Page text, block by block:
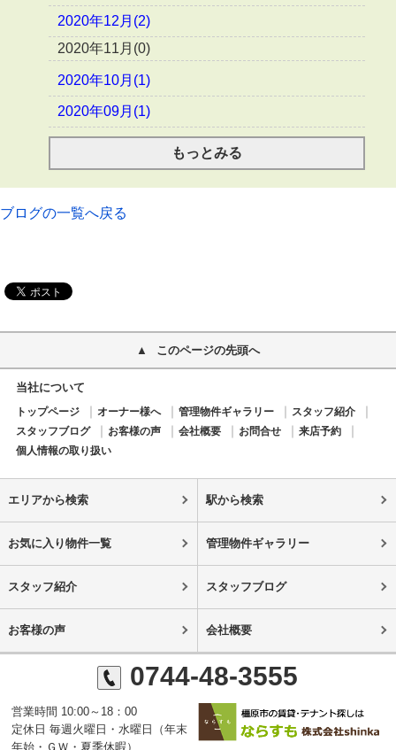
2020年12月(2)
2020年11月(0)
2020年10月(1)
2020年09月(1)
もっとみる
ブログの一覧へ戻る
このページの先頭へ
当社について
トップページ オーナー様へ 管理物件ギャラリー
スタッフ紹介
スタッフブログ
お客様の声 会社概要 お問合せ
来店予約
個人情報の取り扱い
エリアから検索 駅から検索
お気に入り物件一覧 管理物件ギャラリー
スタッフ紹介 スタッフブログ
お客様の声 会社概要
0744-48-3555
営業時間 10:00～18：00
定休日 毎週火曜日・水曜日（年末
年始・ＧＷ・夏季休暇）